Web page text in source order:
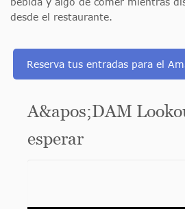
desde el restaurante.
Reserva tus entradas para el
A&apos;DAM
esperar